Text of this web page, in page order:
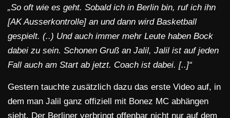
„So oft wie es geht. Sobald ich in Berlin bin, ruf ich ihn
[AK Ausserkontrolle] an und dann wird Basketball
gespielt. (..) Und auch immer mehr Leute haben Bock
dabei zu sein. Schonen Gruß an Jalil, Jalil ist auf jeden
Fall auch am Start ab jetzt. Coach ist dabei. [..]“
Gestern tauchte zusätzlich dazu das erste Video auf, in
dem man Jalil ganz offiziell mit Bonez MC abhängen
sieht. Der Berliner verbringt offenbar nicht nur auf dem